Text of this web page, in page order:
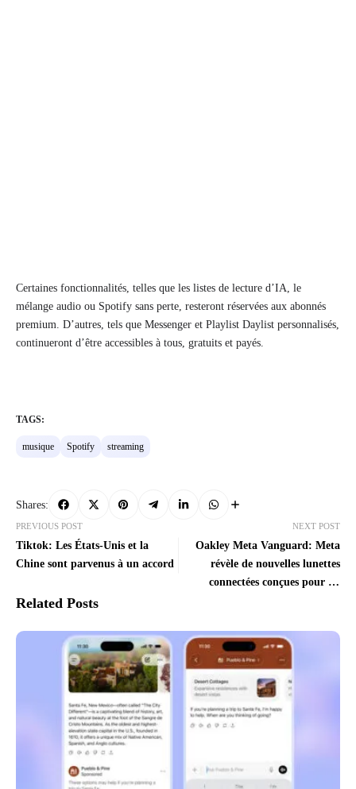
Certaines fonctionnalités, telles que les listes de lecture d’IA, le
mélange audio ou Spotify sans perte, resteront réservées aux abonnés
premium. D’autres, tels que Messenger et Playlist Daylist personnalisés,
continueront d’être accessibles à tous, gratuits et payés.
TAGS:
musique Spotify streaming
Shares:
PREVIOUS POST
Tiktok: Les États-Unis et la
Chine sont parvenus à un accord
NEXT POST
Oakley Meta Vanguard: Meta
révèle de nouvelles lunettes
connectées conçues pour les
Related Posts